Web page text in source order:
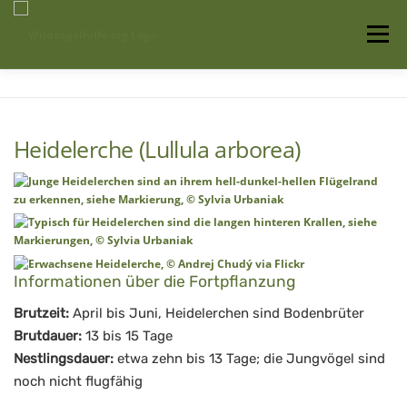
Menü
Heidelerche (Lullula arborea)
Informationen über die Fortpflanzung
Brutzeit: April bis Juni, Heidelerchen sind Bodenbrüter
Brutdauer: 13 bis 15 Tage
Nestlingsdauer: etwa zehn bis 13 Tage; die Jungvögel sind
noch nicht flugfähig